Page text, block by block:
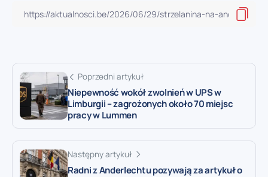
Poprzedni artykuł
Niepewność wokół zwolnień w UPS w
Limburgii – zagrożonych około 70 miejsc
pracy w Lummen
Następny artykuł
Radni z Anderlechtu pozywają za artykuł o